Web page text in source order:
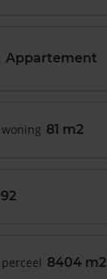
Appartement
81 m2
8404 m2